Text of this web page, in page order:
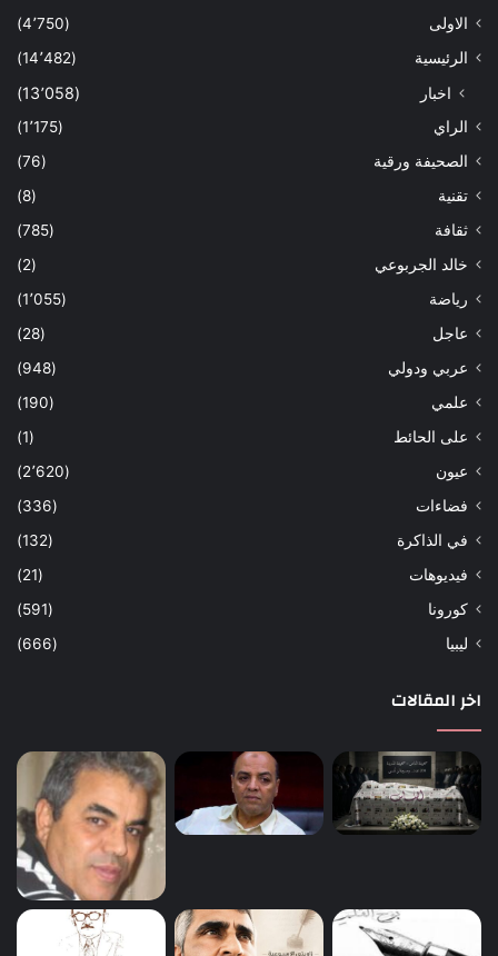
الاولى
(4٬750)
الرئيسية
(14٬482)
اخبار (13٬058)
الراي
(1٬175)
الصحيفة ورقية
(76)
تقنية
(8)
ثقافة
(785)
خالد الجربوعي
(2)
رياضة
(1٬055)
عاجل
(28)
عربي ودولي
(948)
علمي
(190)
على الحائط
(1)
عيون
(2٬620)
فضاءات
(336)
في الذاكرة
(132)
فيديوهات
(21)
كورونا
(591)
ليبيا
(666)
اخر المقالات